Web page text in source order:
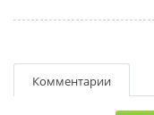
Комментарии